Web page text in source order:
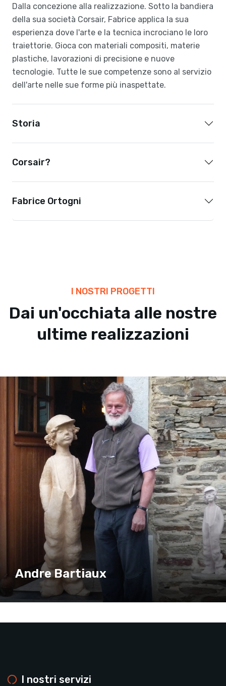
Dalla concezione alla realizzazione. Sotto la bandiera
della sua società Corsair, Fabrice applica la sua
esperienza dove l'arte e la tecnica incrociano le loro
traiettorie. Gioca con materiali compositi, materie
plastiche, lavorazioni di precisione e nuove
tecnologie. Tutte le sue competenze sono al servizio
dell'arte nelle sue forme più inaspettate.
Storia
Corsair?
Fabrice Ortogni
I NOSTRI PROGETTI
Dai un'occhiata alle nostre
ultime realizzazioni
Andre Bartiaux
I nostri servizi